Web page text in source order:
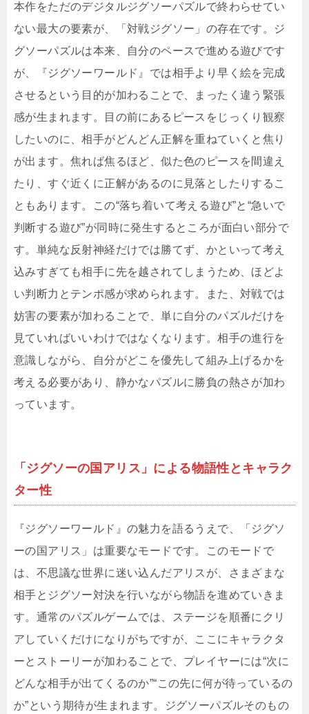
本作をただのデジタルジグソーパズルで終わらせてい
ない最大の要素が、「対戦ジグソー」の存在です。ジ
グソーパズルは本来、自分のペースで進める遊びです
が、『ジグソーワールド』では相手より早く絵を完成
させるという目的が加わることで、まったく違う緊張
感が生まれます。目の前にあるピースをじっくり観察
したいのに、相手がどんどん正解を重ねていくと焦り
が出ます。焦れば焦るほど、似た色のピースを間違え
たり、すぐ近くに正解があるのに見落としたりするこ
ともあります。この“落ち着いて考える遊び”と“急いで
判断する遊び”が同時に発生するところが面白い部分で
す。単純な反射神経だけでは勝てず、かといって考え
込みすぎても相手に先を越されてしまうため、ほどよ
い判断力とテンポ感が求められます。また、対戦では
妨害の要素が加わることで、単に自分のパズルだけを
見ていればいいわけではなくなります。相手の進行を
意識しながら、自分がどこを優先して組み上げるかを
考える必要があり、静かなパズルに勝負の熱さが加わ
っています。
「ジグソーの国アリス」による物語性とキャラク
ター性
『ジグソーワールド』の魅力を語るうえで、「ジグソ
ーの国アリス」は重要なモードです。このモードで
は、不思議な世界に迷い込んだアリスが、さまざまな
相手とジグソー対決を行いながら物語を進めていきま
す。通常のパズルゲームでは、ステージを順番にクリ
アしていくだけになりがちですが、ここにキャラクタ
ーとストーリーが加わることで、プレイヤーには“次に
どんな相手が出てくるのか”“この先に何が待っているの
か”という期待が生まれます。ジグソーパズルそのもの